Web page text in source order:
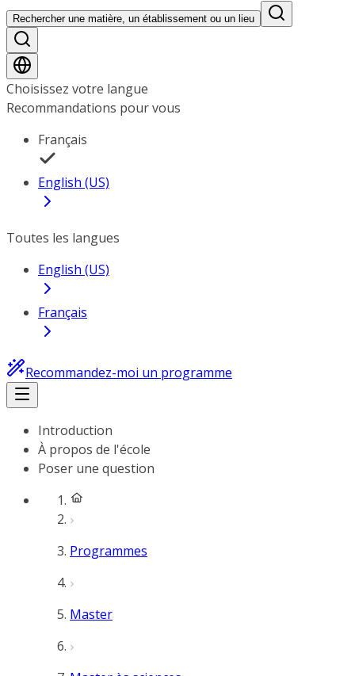
Rechercher une matière, un établissement ou un lieu
Choisissez votre langue
Recommandations pour vous
Français
English (US)
Toutes les langues
English (US)
Français
Recommandez-moi un programme
Introduction
À propos de l'école
Poser une question
Programmes
Master